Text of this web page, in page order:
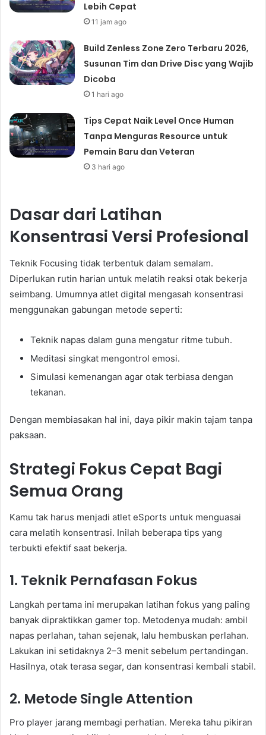
Lebih Cepat
11 jam ago
Build Zenless Zone Zero Terbaru 2026,
Susunan Tim dan Drive Disc yang Wajib
Dicoba
1 hari ago
Tips Cepat Naik Level Once Human
Tanpa Menguras Resource untuk
Pemain Baru dan Veteran
3 hari ago
Dasar dari Latihan
Konsentrasi Versi Profesional
Teknik Focusing tidak terbentuk dalam semalam.
Diperlukan rutin harian untuk melatih reaksi otak bekerja
seimbang. Umumnya atlet digital mengasah konsentrasi
menggunakan gabungan metode seperti:
Teknik napas dalam guna mengatur ritme tubuh.
Meditasi singkat mengontrol emosi.
Simulasi kemenangan agar otak terbiasa dengan
tekanan.
Dengan membiasakan hal ini, daya pikir makin tajam tanpa
paksaan.
Strategi Fokus Cepat Bagi
Semua Orang
Kamu tak harus menjadi atlet eSports untuk menguasai
cara melatih konsentrasi. Inilah beberapa tips yang
terbukti efektif saat bekerja.
1. Teknik Pernafasan Fokus
Langkah pertama ini merupakan latihan fokus yang paling
banyak dipraktikkan gamer top. Metodenya mudah: ambil
napas perlahan, tahan sejenak, lalu hembuskan perlahan.
Lakukan ini setidaknya 2–3 menit sebelum pertandingan.
Hasilnya, otak terasa segar, dan konsentrasi kembali stabil.
2. Metode Single Attention
Pro player jarang membagi perhatian. Mereka tahu pikiran